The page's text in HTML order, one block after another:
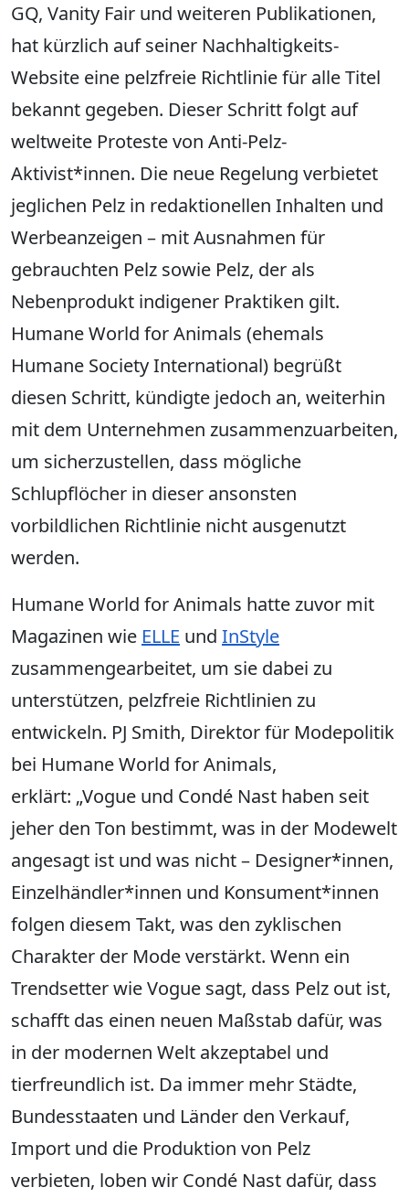
GQ, Vanity Fair und weiteren Publikationen,
hat kürzlich auf seiner Nachhaltigkeits-
Website eine pelzfreie Richtlinie für alle Titel
bekannt gegeben. Dieser Schritt folgt auf
weltweite Proteste von Anti-Pelz-
Aktivist*innen. Die neue Regelung verbietet
jeglichen Pelz in redaktionellen Inhalten und
Werbeanzeigen – mit Ausnahmen für
gebrauchten Pelz sowie Pelz, der als
Nebenprodukt indigener Praktiken gilt.
Humane World for Animals (ehemals
Humane Society International) begrüßt
diesen Schritt, kündigte jedoch an, weiterhin
mit dem Unternehmen zusammenzuarbeiten,
um sicherzustellen, dass mögliche
Schlupflöcher in dieser ansonsten
vorbildlichen Richtlinie nicht ausgenutzt
werden.
Humane World for Animals hatte zuvor mit
Magazinen wie ELLE und InStyle
zusammengearbeitet, um sie dabei zu
unterstützen, pelzfreie Richtlinien zu
entwickeln. PJ Smith, Direktor für Modepolitik
bei Humane World for Animals,
erklärt: „Vogue und Condé Nast haben seit
jeher den Ton bestimmt, was in der Modewelt
angesagt ist und was nicht – Designer*innen,
Einzelhändler*innen und Konsument*innen
folgen diesem Takt, was den zyklischen
Charakter der Mode verstärkt. Wenn ein
Trendsetter wie Vogue sagt, dass Pelz out ist,
schafft das einen neuen Maßstab dafür, was
in der modernen Welt akzeptabel und
tierfreundlich ist. Da immer mehr Städte,
Bundesstaaten und Länder den Verkauf,
Import und die Produktion von Pelz
verbieten, loben wir Condé Nast dafür, dass